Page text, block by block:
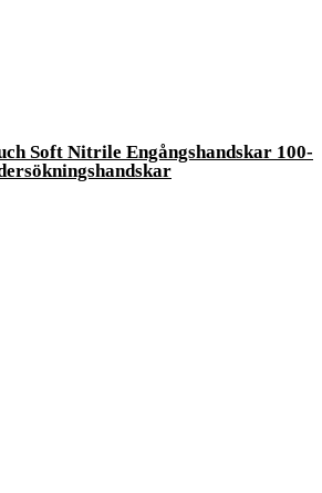
Soft Nitrile Engångshandskar 100-